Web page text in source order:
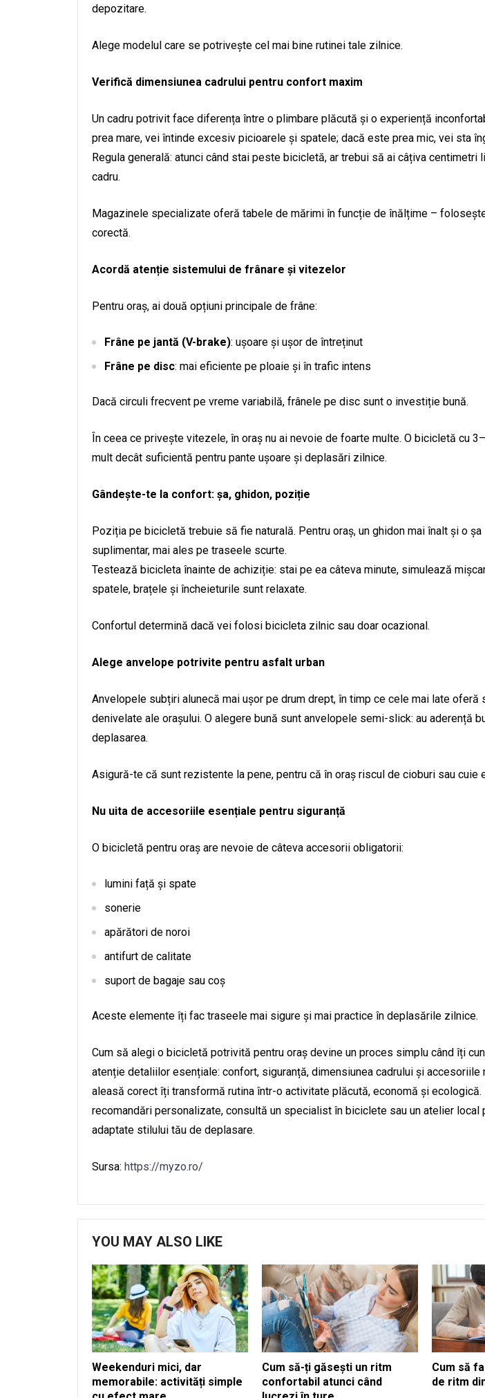
depozitare.
Alege modelul care se potrivește cel mai bine rutinei tale zilnice.
Verifică dimensiunea cadrului pentru confort maxim
Un cadru potrivit face diferența între o plimbare plăcută și o experiență
prea mare, vei întinde excesiv picioarele și spatele; dacă este prea mic, vei sta
Regula generală: atunci când stai peste bicicletă, ar trebui să ai câțiva centimetri
cadru.
Magazinele specializate oferă tabele de mărimi în funcție de înălțime –
corectă.
Acordă atenție sistemului de frânare și vitezelor
Pentru oraș, ai două opțiuni principale de frâne:
Frâne pe jantă (V-brake): ușoare și ușor de întreținut
Frâne pe disc: mai eficiente pe ploaie și în trafic intens
Dacă circuli frecvent pe vreme variabilă, frânele pe disc sunt o investiție bună.
În ceea ce privește vitezele, în oraș nu ai nevoie de foarte multe. O bicicletă cu
mult decât suficientă pentru pante ușoare și deplasări zilnice.
Gândește-te la confort: șa, ghidon, poziție
Poziția pe bicicletă trebuie să fie naturală. Pentru oraș, un ghidon mai înalt și o
suplimentar, mai ales pe traseele scurte.
Testează bicicleta înainte de achiziție: stai pe ea câteva minute, simulează
spatele, brațele și încheieturile sunt relaxate.
Confortul determină dacă vei folosi bicicleta zilnic sau doar ocazional.
Alege anvelope potrivite pentru asfalt urban
Anvelopele subțiri alunecă mai ușor pe drum drept, în timp ce cele mai late
denivelate ale orașului. O alegere bună sunt anvelopele semi-slick: au aderență
deplasarea.
Asigură-te că sunt rezistente la pene, pentru că în oraș riscul de cioburi sau cuie
Nu uita de accesoriile esențiale pentru siguranță
O bicicletă pentru oraș are nevoie de câteva accesorii obligatorii:
lumini față și spate
sonerie
apărători de noroi
antifurt de calitate
suport de bagaje sau coș
Aceste elemente îți fac traseele mai sigure și mai practice în deplasările zilnice.
Cum să alegi o bicicletă potrivită pentru oraș devine un proces simplu când îți
atenție detaliilor esențiale: confort, siguranță, dimensiunea cadrului și accesoriile
aleasă corect îți transformă rutina într-o activitate plăcută, economă și ecologică.
recomandări personalizate, consultă un specialist în biciclete sau un atelier local
adaptate stilului tău de deplasare.
Sursa: https://myzo.ro/
YOU MAY ALSO LIKE
Weekenduri mici, dar
memorabile: activități simple
Cum să-ți găsești un ritm
confortabil atunci când
Cum să
de ritm